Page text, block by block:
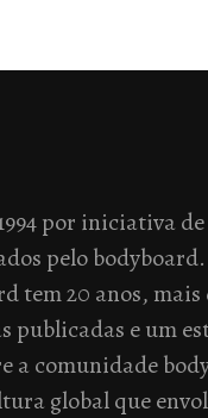
por iniciativa
pelo
tem 20 anos, mais
publicadas e um
a comunidade
global que